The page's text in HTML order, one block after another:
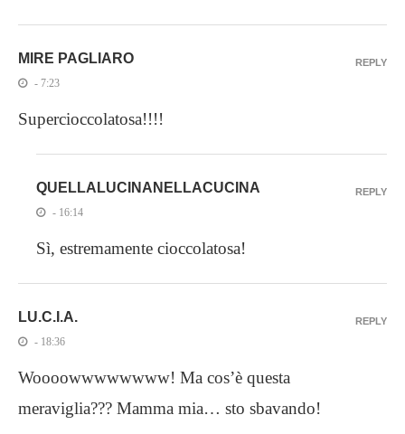
MIRE PAGLIARO
- 7:23
Supercioccolatosa!!!!
REPLY
QUELLALUCINANELLACUCINA
- 16:14
Sì, estremamente cioccolatosa!
REPLY
LU.C.I.A.
- 18:36
Woooowwwwwwww! Ma cos’è questa
meraviglia??? Mamma mia… sto sbavando!
REPLY